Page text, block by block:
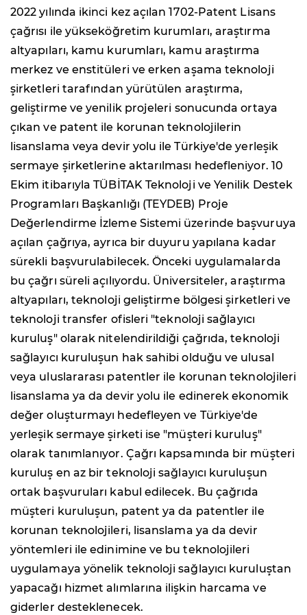
2022 yılında ikinci kez açılan 1702-Patent Lisans
çağrısı ile yükseköğretim kurumları, araştırma
altyapıları, kamu kurumları, kamu araştırma
merkez ve enstitüleri ve erken aşama teknoloji
şirketleri tarafından yürütülen araştırma,
geliştirme ve yenilik projeleri sonucunda ortaya
çıkan ve patent ile korunan teknolojilerin
lisanslama veya devir yolu ile Türkiye'de yerleşik
sermaye şirketlerine aktarılması hedefleniyor. 10
Ekim itibarıyla TÜBİTAK Teknoloji ve Yenilik Destek
Programları Başkanlığı (TEYDEB) Proje
Değerlendirme İzleme Sistemi üzerinde başvuruya
açılan çağrıya, ayrıca bir duyuru yapılana kadar
sürekli başvurulabilecek. Önceki uygulamalarda
bu çağrı süreli açılıyordu. Üniversiteler, araştırma
altyapıları, teknoloji geliştirme bölgesi şirketleri ve
teknoloji transfer ofisleri "teknoloji sağlayıcı
kuruluş" olarak nitelendirildiği çağrıda, teknoloji
sağlayıcı kuruluşun hak sahibi olduğu ve ulusal
veya uluslararası patentler ile korunan teknolojileri
lisanslama ya da devir yolu ile edinerek ekonomik
değer oluşturmayı hedefleyen ve Türkiye'de
yerleşik sermaye şirketi ise "müşteri kuruluş"
olarak tanımlanıyor. Çağrı kapsamında bir müşteri
kuruluş en az bir teknoloji sağlayıcı kuruluşun
ortak başvuruları kabul edilecek. Bu çağrıda
müşteri kuruluşun, patent ya da patentler ile
korunan teknolojileri, lisanslama ya da devir
yöntemleri ile edinimine ve bu teknolojileri
uygulamaya yönelik teknoloji sağlayıcı kuruluştan
yapacağı hizmet alımlarına ilişkin harcama ve
giderler desteklenecek.